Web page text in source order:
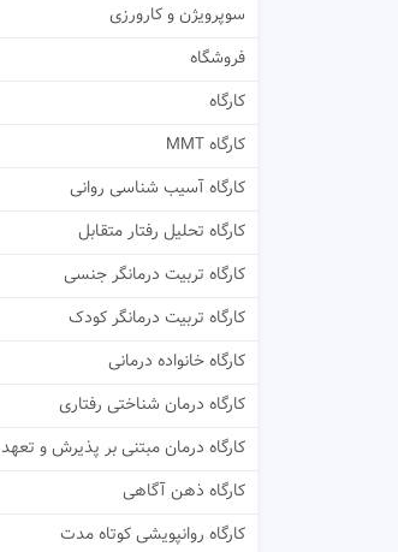
سوپرویژن و کارورزی
فروشگاه
کارگاه
کارگاه MMT
کارگاه آسیب شناسی روانی
کارگاه تحلیل رفتار متقابل
کارگاه تربیت درمانگر جنسی
کارگاه تربیت درمانگر کودک
کارگاه خانواده درمانی
کارگاه درمان شناختی رفتاری
کارگاه درمان مبتنی بر پذیرش و تعهد
کارگاه ذهن آگاهی
کارگاه روانپویشی کوتاه مدت